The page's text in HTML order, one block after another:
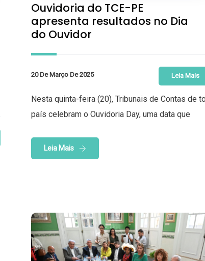
Ouvidoria do TCE-PE
apresenta resultados no Dia
do Ouvidor
20 De Março De 2025 Leia Mais
Nesta quinta-feira (20), Tribunais de Contas de
país celebram o Ouvidoria Day, uma data que
Leia Mais